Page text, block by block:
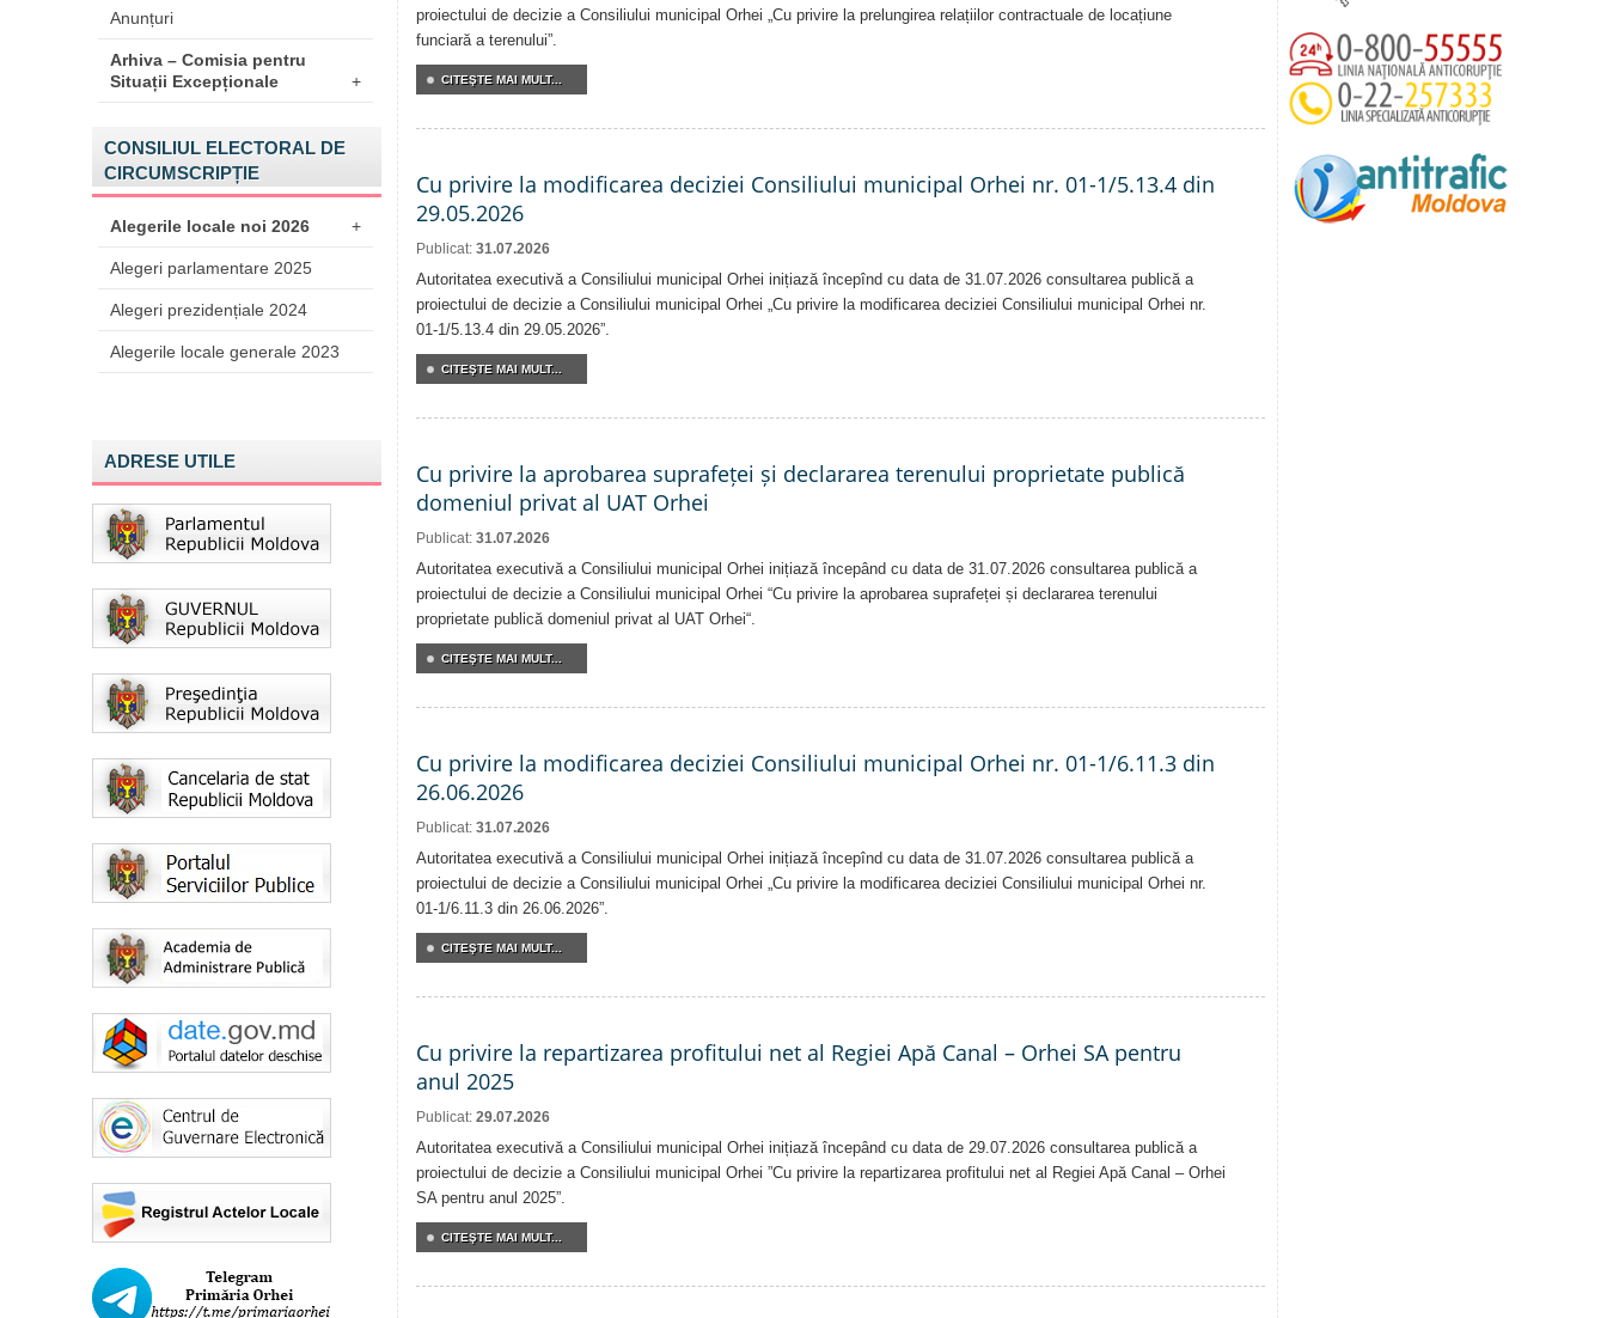
Anunțuri
Arhiva – Comisia pentru
Situații Excepționale
+
CONSILIUL ELECTORAL DE
CIRCUMSCRIPȚIE
Alegerile locale noi 2026 +
Alegeri parlamentare 2025
Alegeri prezidențiale 2024
Alegerile locale generale 2023
ADRESE UTILE
proiectului de decizie a Consiliului municipal Orhei „Cu privire la prelungirea relațiilor contractuale de locațiune
funciară a terenului”.
CITEŞTE MAI MULT...
Cu privire la modificarea deciziei Consiliului municipal Orhei nr. 01-1/5.13.4 din
29.05.2026
Publicat: 31.07.2026
Autoritatea executivă a Consiliului municipal Orhei inițiază începînd cu data de 31.07.2026 consultarea publică a
proiectului de decizie a Consiliului municipal Orhei „Cu privire la modificarea deciziei Consiliului municipal Orhei nr.
01-1/5.13.4 din 29.05.2026”.
CITEŞTE MAI MULT...
Cu privire la aprobarea suprafeței și declararea terenului proprietate publică
domeniul privat al UAT Orhei
Publicat: 31.07.2026
Autoritatea executivă a Consiliului municipal Orhei inițiază începând cu data de 31.07.2026 consultarea publică a
proiectului de decizie a Consiliului municipal Orhei “Cu privire la aprobarea suprafeței și declararea terenului
proprietate publică domeniul privat al UAT Orhei“.
CITEŞTE MAI MULT...
Cu privire la modificarea deciziei Consiliului municipal Orhei nr. 01-1/6.11.3 din
26.06.2026
Publicat: 31.07.2026
Autoritatea executivă a Consiliului municipal Orhei inițiază începînd cu data de 31.07.2026 consultarea publică a
proiectului de decizie a Consiliului municipal Orhei „Cu privire la modificarea deciziei Consiliului municipal Orhei nr.
01-1/6.11.3 din 26.06.2026”.
CITEŞTE MAI MULT...
Cu privire la repartizarea profitului net al Regiei Apă Canal – Orhei SA pentru
anul 2025
Publicat: 29.07.2026
Autoritatea executivă a Consiliului municipal Orhei inițiază începând cu data de 29.07.2026 consultarea publică a
proiectului de decizie a Consiliului municipal Orhei ”Cu privire la repartizarea profitului net al Regiei Apă Canal – Orhei
SA pentru anul 2025”.
CITEŞTE MAI MULT...